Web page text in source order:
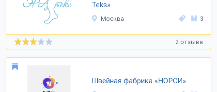
Teks»
Москва 3
2 отзыва
Швейная фабрика «НОРСИ»